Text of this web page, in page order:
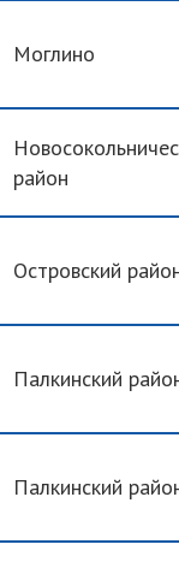
Моглино
район
Островский
Палкинский
Палкинский